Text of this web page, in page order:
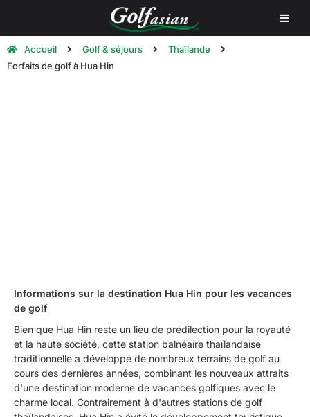
Accueil Golf & séjours
Thaïlande
Forfaits de golf à Hua Hin
Informations sur la destination Hua Hin pour les vacances
de golf
Bien que Hua Hin reste un lieu de prédilection pour la royauté
et la haute société, cette station balnéaire thaïlandaise
traditionnelle a développé de nombreux terrains de golf au
cours des dernières années, combinant les nouveaux attraits
d'une destination moderne de vacances golfiques avec le
charme local. Contrairement à d'autres stations de golf